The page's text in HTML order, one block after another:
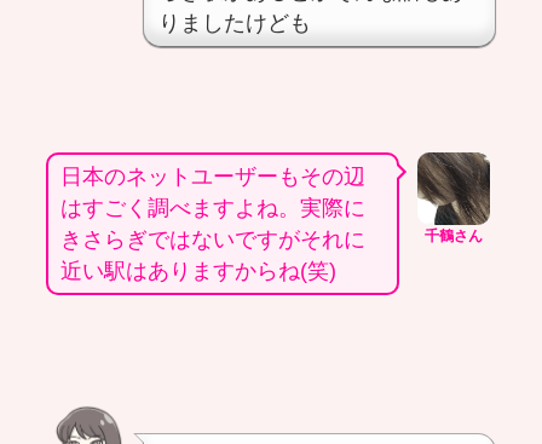
りましたけども
千鶴さん
日本のネットユーザーもその辺
はすごく調べますよね。実際に
きさらぎではないですがそれに
近い駅はありますからね(笑)